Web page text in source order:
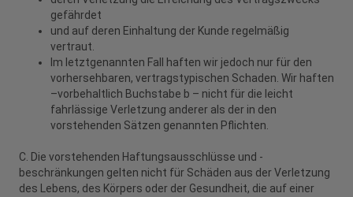
gefährdet
und auf deren Einhaltung der Kunde regelmäßig
vertraut.
Im letztgenannten Fall haften wir jedoch nur für den
vorhersehbaren, vertragstypischen Schaden. Wir haften
–vorbehaltlich Buchstabe b – nicht für die leicht
fahrlässige Verletzung anderer als der in den
vorstehenden Sätzen genannten Pflichten.
C. Die vorstehenden Haftungsausschlüsse und -
beschränkungen gelten nicht für Schäden aus der Verletzung
des Lebens, des Körpers oder der Gesundheit, die auf einer